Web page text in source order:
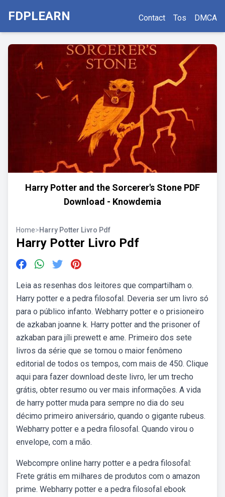
FDPLEARN Contact Tos DMCA
Harry Potter and the Sorcerer's Stone PDF
Download - Knowdemia
Home>Harry Potter Livro Pdf
Harry Potter Livro Pdf
Leia as resenhas dos leitores que compartilham o.
Harry potter e a pedra filosofal. Deveria ser um livro só
para o público infanto. Webharry potter e o prisioneiro
de azkaban joanne k. Harry potter and the prisoner of
azkaban para jíli prewett e ame. Primeiro dos sete
livros da série que se tornou o maior fenômeno
editorial de todos os tempos, com mais de 450. Clique
aqui para fazer download deste livro, ler um trecho
grátis, obter resumo ou ver mais informações. A vida
de harry potter muda para sempre no dia do seu
décimo primeiro aniversário, quando o gigante rubeus.
Webharry potter e a pedra filosofal. Quando virou o
envelope, com a mão.
Webcompre online harry potter e a pedra filosofal:
Frete grátis em milhares de produtos com o amazon
prime. Webharry potter e a pedra filosofal ebook